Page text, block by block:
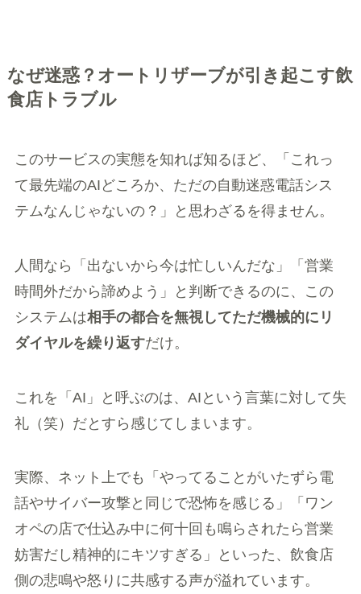
なぜ迷惑？オートリザーブが引き起こす飲
食店トラブル
このサービスの実態を知れば知るほど、「これっ
て最先端のAIどころか、ただの自動迷惑電話シス
テムなんじゃないの？」と思わざるを得ません。
人間なら「出ないから今は忙しいんだな」「営業
時間外だから諦めよう」と判断できるのに、この
システムは相手の都合を無視してただ機械的にリ
ダイヤルを繰り返すだけ。
これを「AI」と呼ぶのは、AIという言葉に対して失
礼（笑）だとすら感じてしまいます。
実際、ネット上でも「やってることがいたずら電
話やサイバー攻撃と同じで恐怖を感じる」「ワン
オペの店で仕込み中に何十回も鳴らされたら営業
妨害だし精神的にキツすぎる」といった、飲食店
側の悲鳴や怒りに共感する声が溢れています。